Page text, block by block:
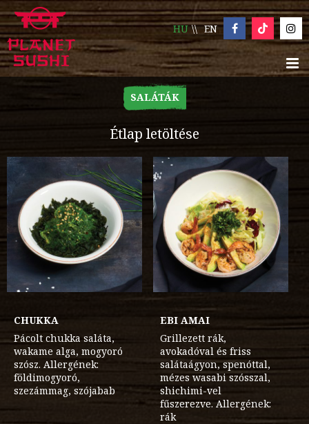
HU EN
SALÁTÁK
Étlap letöltése
CHUKKA
Pácolt chukka saláta,
wakame alga, mogyoró
szósz. Allergének:
földimogyoró,
szezámmag, szójabab
EBI AMAI
Grillezett rák,
avokadóval és friss
salátaágyon, spenóttal,
mézes wasabi szósszal,
shichimi-vel
fűszerezve. Allergének:
rák